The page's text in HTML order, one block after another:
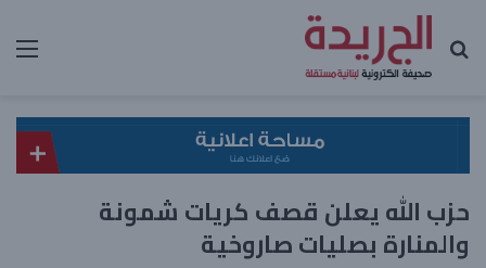
بحث عن
حزب الله يعلن قصف كريات شمونة
والمنارة بصليات صاروخية